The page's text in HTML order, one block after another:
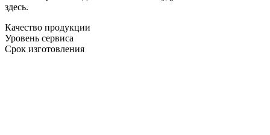
здесь.
Качество продукции
Уровень сервиса
Срок изготовления